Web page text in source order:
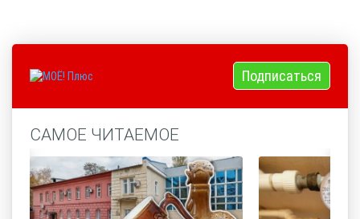
Подписаться
САМОЕ ЧИТАЕМОЕ